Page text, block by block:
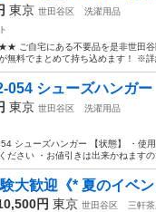
東京 世田谷区
洗濯用品
自宅にある不要品を是非世田谷
無料でまとめて持ち込めます！ ※
054 シューズハンガー
東京 世田谷区
洗濯用品
シューズハンガー 【状態】 ・使
ださい ・お値引きは出来かねます
大歓迎《* 夏のイベ
円 東京 世田谷区 三軒